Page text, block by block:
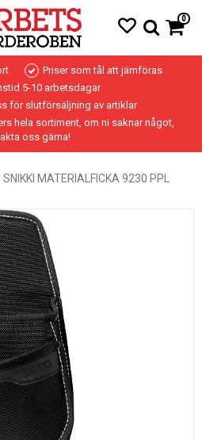
0
Priser som tål att jämföras
5-10 arbetsdagar
för slutförsäljning av artiklar
hela sortiment, om ni saknar något,
oss gärna!
SNIKKI MATERIALFICKA 9230 PPL